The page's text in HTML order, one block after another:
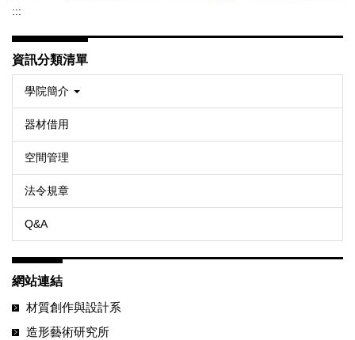
:::
資訊分類清單
學院簡介
器材借用
空間管理
法令規章
Q&A
網站連結
材質創作與設計系
造形藝術研究所